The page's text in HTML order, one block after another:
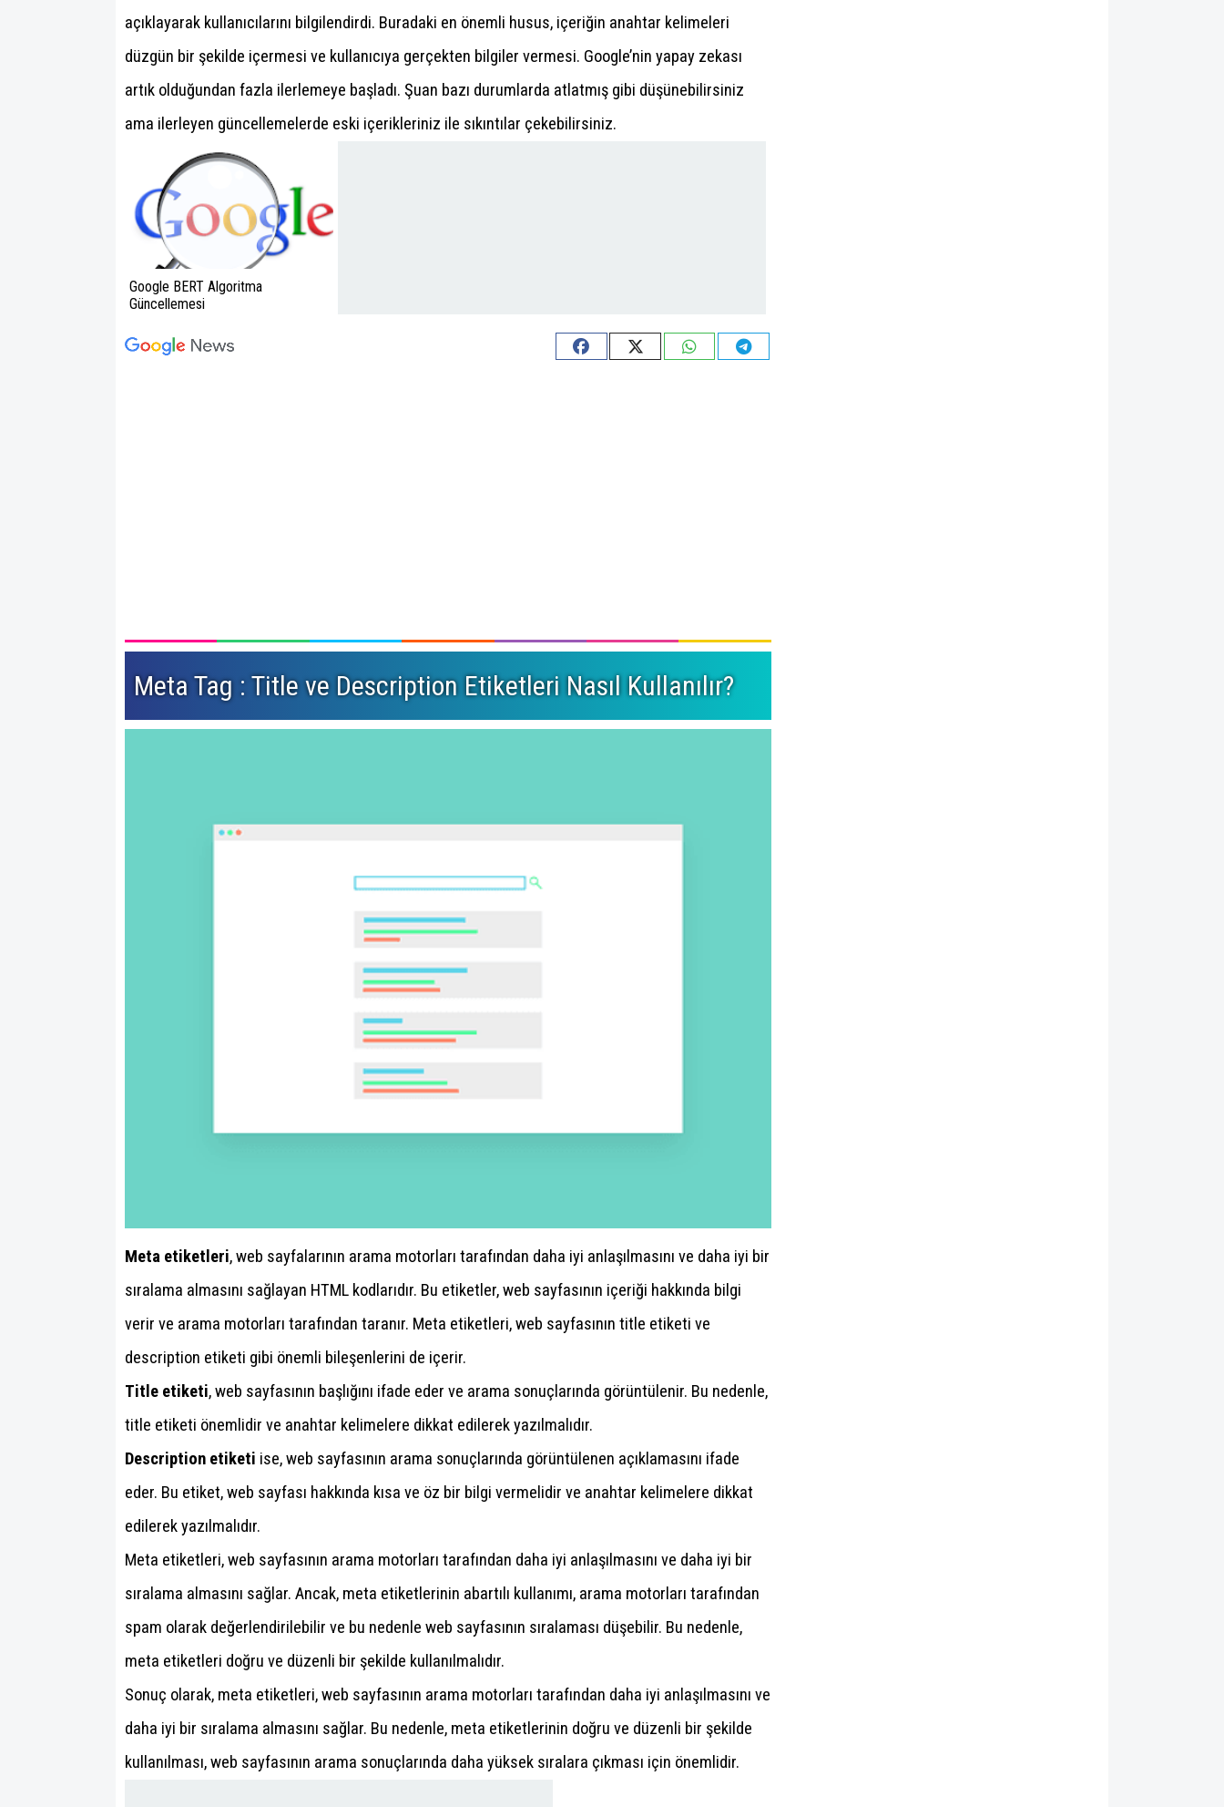
açıklayarak kullanıcılarını bilgilendirdi. Buradaki en önemli husus, içeriğin anahtar kelimeleri
düzgün bir şekilde içermesi ve kullanıcıya gerçekten bilgiler vermesi. Google’nin yapay zekası
artık olduğundan fazla ilerlemeye başladı. Şuan bazı durumlarda atlatmış gibi düşünebilirsiniz
ama ilerleyen güncellemelerde eski içerikleriniz ile sıkıntılar çekebilirsiniz.
Google BERT Algoritma
Güncellemesi
Meta Tag : Title ve Description Etiketleri Nasıl Kullanılır?
Meta etiketleri, web sayfalarının arama motorları tarafından daha iyi anlaşılmasını ve daha iyi bir
sıralama almasını sağlayan HTML kodlarıdır. Bu etiketler, web sayfasının içeriği hakkında bilgi
verir ve arama motorları tarafından taranır. Meta etiketleri, web sayfasının title etiketi ve
description etiketi gibi önemli bileşenlerini de içerir.
Title etiketi, web sayfasının başlığını ifade eder ve arama sonuçlarında görüntülenir. Bu nedenle,
title etiketi önemlidir ve anahtar kelimelere dikkat edilerek yazılmalıdır.
Description etiketi ise, web sayfasının arama sonuçlarında görüntülenen açıklamasını ifade
eder. Bu etiket, web sayfası hakkında kısa ve öz bir bilgi vermelidir ve anahtar kelimelere dikkat
edilerek yazılmalıdır.
Meta etiketleri, web sayfasının arama motorları tarafından daha iyi anlaşılmasını ve daha iyi bir
sıralama almasını sağlar. Ancak, meta etiketlerinin abartılı kullanımı, arama motorları tarafından
spam olarak değerlendirilebilir ve bu nedenle web sayfasının sıralaması düşebilir. Bu nedenle,
meta etiketleri doğru ve düzenli bir şekilde kullanılmalıdır.
Sonuç olarak, meta etiketleri, web sayfasının arama motorları tarafından daha iyi anlaşılmasını ve
daha iyi bir sıralama almasını sağlar. Bu nedenle, meta etiketlerinin doğru ve düzenli bir şekilde
kullanılması, web sayfasının arama sonuçlarında daha yüksek sıralara çıkması için önemlidir.